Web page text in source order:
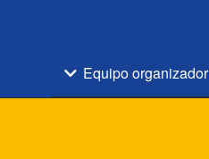
Equipo organizador